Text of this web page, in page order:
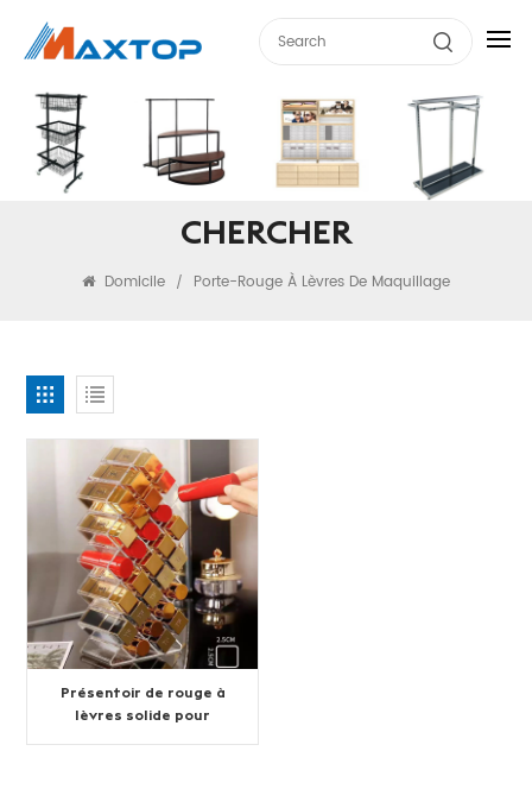
CHERCHER
Domicile / Porte-Rouge À Lèvres De Maquillage
Présentoir de rouge à
lèvres solide pour